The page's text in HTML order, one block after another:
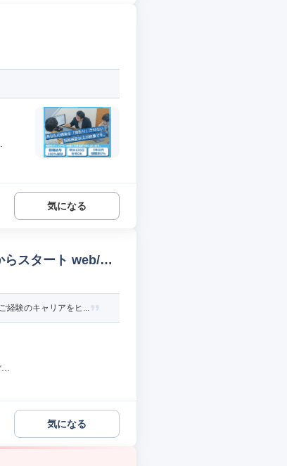
気になる
らスタート web/オ
経験のキャリアをヒ...
気になる